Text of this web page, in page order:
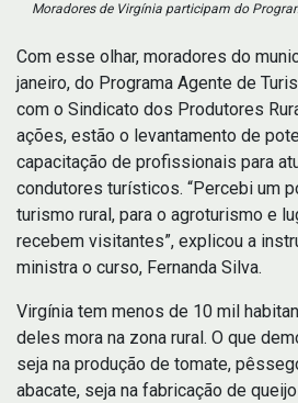
Moradores de Virgínia participam do
Com esse olhar, moradores do
janeiro, do Programa Agente de
com o Sindicato dos Produtores
ações, estão o levantamento de
capacitação de profissionais para
condutores turísticos. “Percebi um
turismo rural, para o agroturismo e
recebem visitantes”, explicou a
ministra o curso, Fernanda Silva.
Virgínia tem menos de 10 mil
deles mora na zona rural. O que
seja na produção de tomate,
abacate, seja na fabricação de